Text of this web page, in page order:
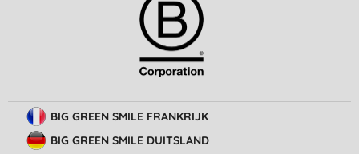
BIG GREEN SMILE FRANKRIJK
BIG GREEN SMILE DUITSLAND